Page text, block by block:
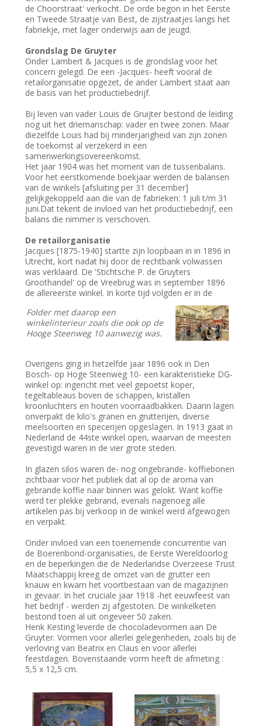
de Choorstraat' verkocht. De orde begon in het Eerste
en Tweede Straatje van Best, de zijstraatjes langs het
fabriekje, met lager onderwijs aan de jeugd.
Grondslag De Gruyter
Onder Lambert & Jacques is de grondslag voor het
concern gelegd. De een -Jacques- heeft vooral de
retailorganisatie opgezet, de ander Lambert staat aan
de basis van het productiebedrijf.
Bij leven van vader Louis de Gruijter bestond de leiding
nog uit het driemanschap: vader en twee zonen. Maar
diezelfde Louis had bij minderjarigheid van zijn zonen
de toekomst al verzekerd in een
samenwerkingsovereenkomst.
Het jaar 1904 was het moment van de tussenbalans.
Voor het eerstkomende boekjaar werden de balansen
van de winkels [afsluiting per 31 december]
gelijkgekoppeld aan die van de fabrieken: 1 juli t/m 31
juni.Dat tekent de invloed van het productiebedrijf, een
balans die nimmer is verschoven.
De retailorganisatie
Jacques [1875-1940] startte zijn loopbaan in in 1896 in
Utrecht, kort nadat hij door de rechtbank volwassen
was verklaard. De 'Stichtsche P. de Gruyters
Groothandel' op de Vreebrug was in september 1896
de allereerste winkel. In korte tijd volgden er in de
Folder met daarop een
winkelinterieur zoals die ook op de
Hooge Steenweg 10 aanwezig was.
Overigens ging in hetzelfde jaar 1896 ook in Den
Bosch- op Hoge Steenweg 10- een karakteristieke DG-
winkel op: ingericht met veel gepoetst koper,
tegeltableaus boven de schappen, kristallen
kroonluchters en houten voorraadbakken. Daarin lagen
onverpakt de kilo's granen en grutterijen, diverse
meelsoorten en specerijen opgeslagen. In 1913 gaat in
Nederland de 44ste winkel open, waarvan de meesten
gevestigd waren in de vier grote steden.
In glazen silos waren de- nog ongebrande- koffiebonen
zichtbaar voor het publiek dat al op de aroma van
gebrande koffie naar binnen was gelokt. Want koffie
werd ter plekke gebrand, evenals nagenoeg alle
artikelen pas bij verkoop in de winkel werd afgewogen
en verpakt.
Onder invloed van een toenemende concurrentie van
de Boerenbond-organisaties, de Eerste Wereldoorlog
en de beperkingen die de Nederlandse Overzeese Trust
Maatschappij kreeg de omzet van de grutter een
knauw en kwam het voortbestaan van de magazijnen
in gevaar. In het cruciale jaar 1918 -het eeuwfeest van
het bedrijf - werden zij afgestoten. De winkelketen
bestond toen al uit ongeveer 50 zaken.
Henk Kesting leverde de chocoladevormen aan De
Gruyter. Vormen voor allerlei gelegenheden, zoals bij de
verloving van Beatrix en Claus en voor allerlei
feestdagen. Bovenstaande vorm heeft de afmeting :
5,5 x 12,5 cm.